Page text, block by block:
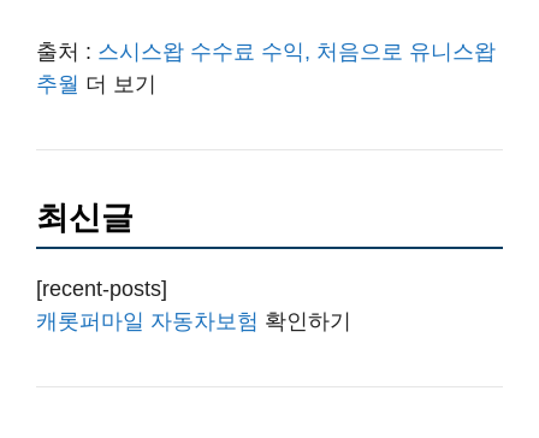
출처 : 스시스왑 수수료 수익, 처음으로 유니스왑
추월 더 보기
최신글
[recent-posts]
캐롯퍼마일 자동차보험 확인하기